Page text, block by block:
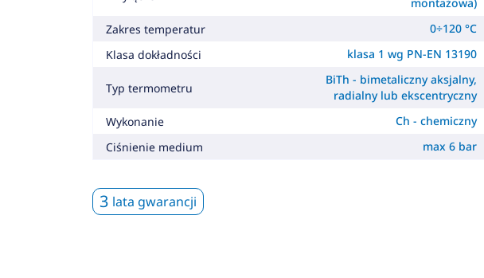
Zakres temperatur
0÷120 °C
Klasa dokładności
klasa 1 wg PN-EN 13190
Typ termometru
BiTh - bimetaliczny aksjalny,
radialny lub ekscentryczny
Wykonanie
Ch - chemiczny
Ciśnienie medium
max 6 bar
3 lata gwarancji